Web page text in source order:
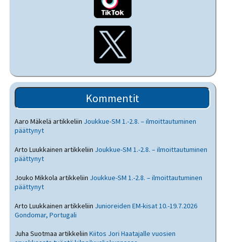
Kommentit
Aaro Mäkelä artikkeliin Joukkue-SM 1.-2.8. – ilmoittautuminen
päättynyt
Arto Luukkainen artikkeliin Joukkue-SM 1.-2.8. – ilmoittautuminen
päättynyt
Jouko Mikkola artikkeliin Joukkue-SM 1.-2.8. – ilmoittautuminen
päättynyt
Arto Luukkainen artikkeliin Junioreiden EM-kisat 10.-19.7.2026
Gondomar, Portugali
Juha Suotmaa artikkeliinKiitos Jori Haatajalle vuosien